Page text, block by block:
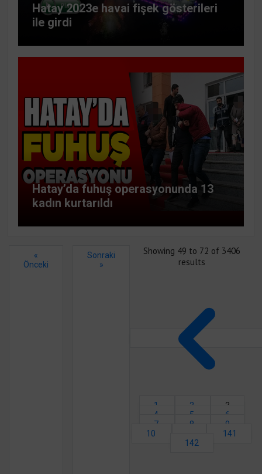
Hatay 2023e havai fişek gösterileri
ile girdi
Hatay’da fuhuş operasyonunda 13
kadın kurtarıldı
«
Önceki
Sonraki
»
Showing 49 to 72 of 3406
results
1 2
3
4
5
6
7
8
9
10
141
142